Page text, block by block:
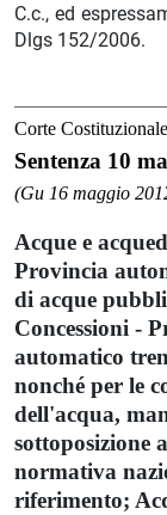
C.c., ed
Dlgs 152/2006.
Corte Costituzionale
Sentenza 10
(Gu 16 maggio
Acque e
Provincia
di acque
Concessioni -
automatico
nonché per le
dell'acqua,
sottoposizione
normativa
riferimento;